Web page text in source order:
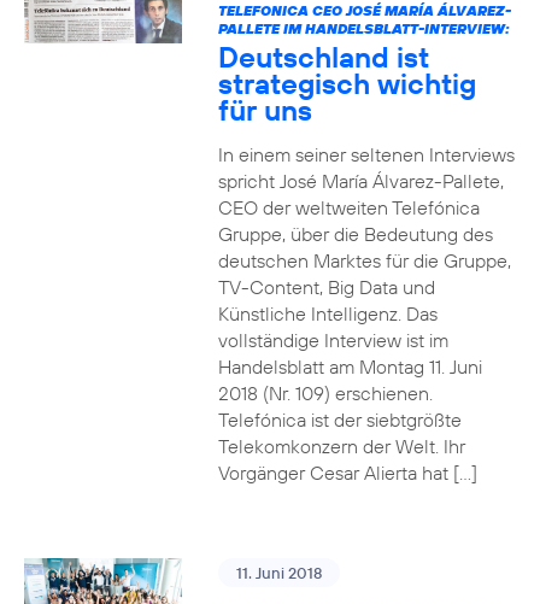
TELEFONICA CEO JOSÉ MARÍA ÁLVAREZ-
PALLETE IM HANDELSBLATT-INTERVIEW:
Deutschland ist
strategisch wichtig
für uns
In einem seiner seltenen Interviews
spricht José María Álvarez-Pallete,
CEO der weltweiten Telefónica
Gruppe, über die Bedeutung des
deutschen Marktes für die Gruppe,
TV-Content, Big Data und
Künstliche Intelligenz. Das
vollständige Interview ist im
Handelsblatt am Montag 11. Juni
2018 (Nr. 109) erschienen.
Telefónica ist der siebtgrößte
Telekomkonzern der Welt. Ihr
Vorgänger Cesar Alierta hat […]
11. Juni 2018